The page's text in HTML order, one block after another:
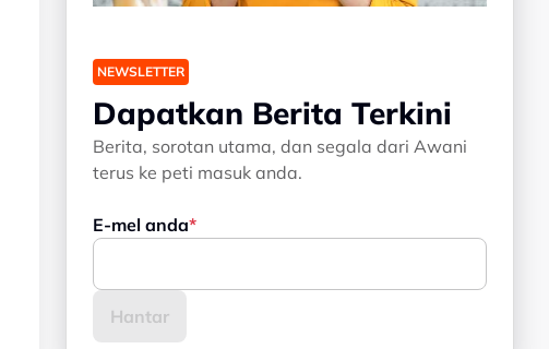
NEWSLETTER
Dapatkan Berita Terkini
Berita, sorotan utama, dan segala dari Awani
terus ke peti masuk anda.
E-mel anda